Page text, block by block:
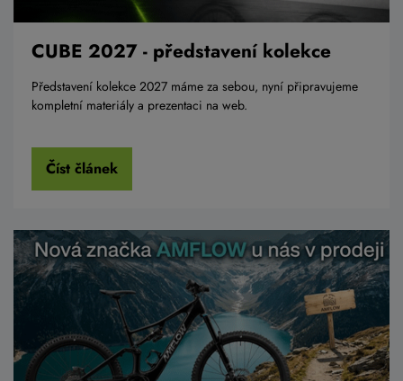
CUBE 2027 - představení kolekce
Představení kolekce 2027 máme za sebou, nyní připravujeme
kompletní materiály a prezentaci na web.
Číst článek